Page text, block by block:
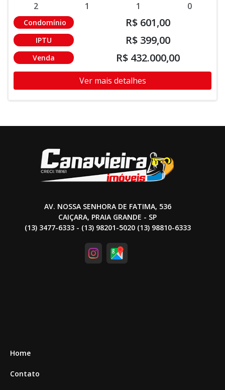
2 1 1 0
Condomínio R$ 601,00
IPTU R$ 399,00
Venda R$ 432.000,00
Ver mais detalhes
AV. NOSSA SENHORA DE FATIMA, 536
CAIÇARA, PRAIA GRANDE - SP
(13) 3477-6333 - (13) 98201-5020 (13) 98810-6333
Home
Contato